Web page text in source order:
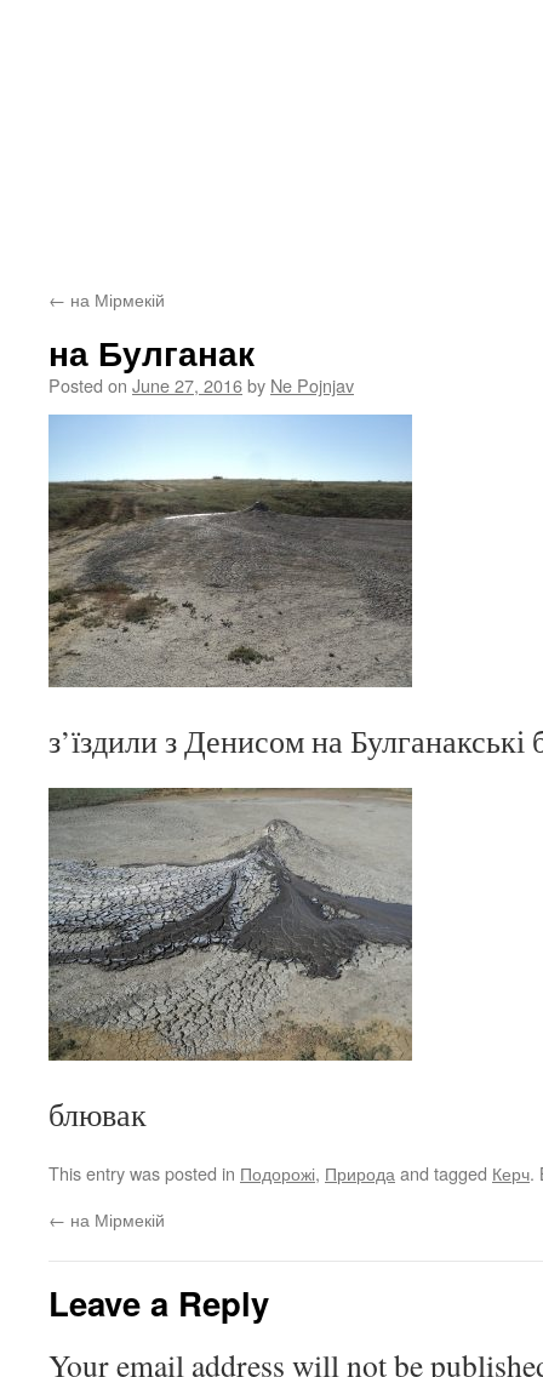
← на Мірмекій
на Булганак
Posted on June 27, 2016by Ne Pojnjav
з’їздили з Денисом на
блювак
This entry was posted in Подорожі, Природа and tagged Керч.
← на Мірмекій
Leave a Reply
Your email address will not be